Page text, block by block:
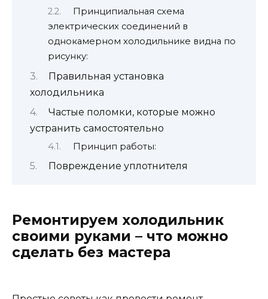
Принципиальная схема
электрических соединений в
однокамерном холодильнике видна по
рисунку:
Правильная установка
холодильника
Частые поломки, которые можно
устранить самостоятельно
Принцип работы:
Повреждение уплотнителя
Ремонтируем холодильник
своими руками – что можно
сделать без мастера